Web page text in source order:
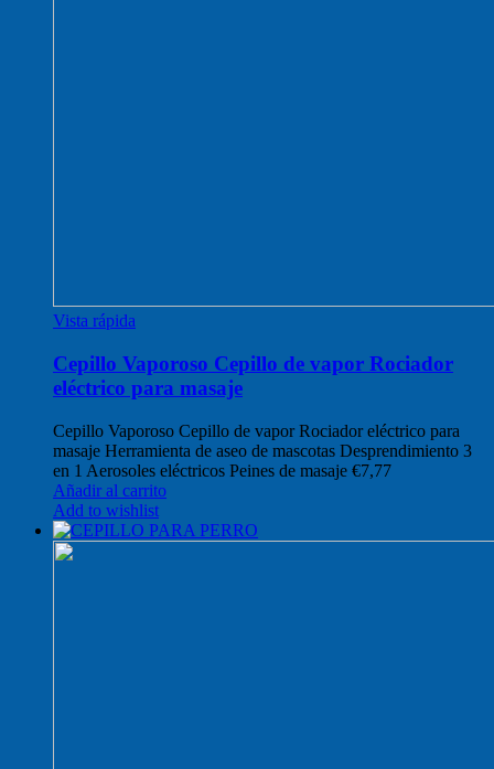
Vista rápida
Cepillo Vaporoso Cepillo de vapor Rociador
eléctrico para masaje
Cepillo Vaporoso Cepillo de vapor Rociador eléctrico para
masaje Herramienta de aseo de mascotas Desprendimiento 3
en 1 Aerosoles eléctricos Peines de masaje €7,77
Añadir al carrito
Add to wishlist